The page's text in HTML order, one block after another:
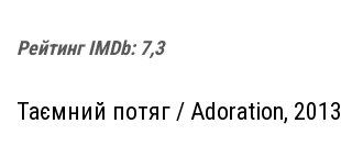
Рейтинг IMDb: 7,3
Таємний потяг / Adoration, 2013